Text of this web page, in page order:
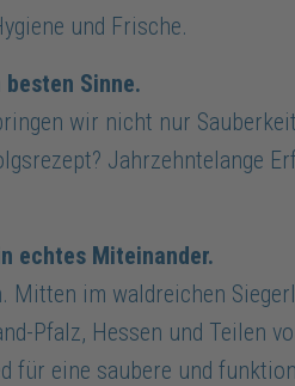
und Frische.
Sinne.
wir nicht nur
Jahrzehntelange
echtes Miteinander.
Mitten im waldreichen
Pfalz, Hessen und Teilen
für eine saubere und